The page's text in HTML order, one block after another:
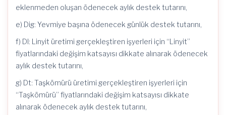
eklenmeden oluşan ödenecek aylık destek tutarını,
e) Dig: Yevmiye başına ödenecek günlük destek tutarını,
f) Dl: Linyit üretimi gerçekleştiren işyerleri için “Linyit”
fiyatlarındaki değişim katsayısı dikkate alınarak ödenecek
aylık destek tutarını,
g) Dt: Taşkömürü üretimi gerçekleştiren işyerleri için
“Taşkömürü” fiyatlarındaki değişim katsayısı dikkate
alınarak ödenecek aylık destek tutarını,